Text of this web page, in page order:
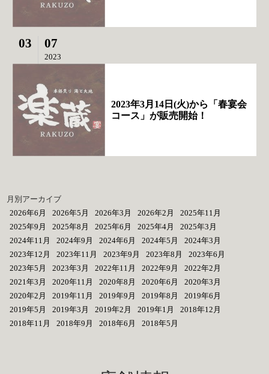
03 07
2023
2023年3月14日(火)から「春宴会
コース」が販売開始！
月別アーカイブ
2026年6月
2026年5月 2026年3月 2026年2月
2025年11月
2025年9月
2025年8月 2025年6月 2025年4月
2025年3月
2024年11月
2024年9月 2024年6月 2024年5月
2024年3月
2023年12月
2023年11月 2023年9月 2023年8月
2023年6月
2023年5月
2023年3月 2022年11月 2022年9月
2022年2月
2021年3月
2020年11月 2020年8月 2020年6月
2020年3月
2020年2月
2019年11月 2019年9月 2019年8月
2019年6月
2019年5月
2019年3月 2019年2月 2019年1月
2018年12月
2018年11月
2018年9月 2018年6月 2018年5月